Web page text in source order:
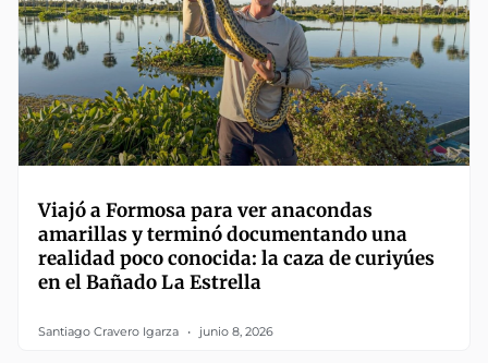
Viajó a Formosa para ver anacondas
amarillas y terminó documentando una
realidad poco conocida: la caza de curiyúes
en el Bañado La Estrella
Santiago Cravero Igarza junio 8, 2026